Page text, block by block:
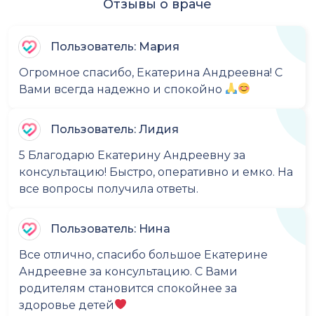
Отзывы о враче
Пользователь: Мария
Огромное спасибо, Екатерина Андреевна! С
Вами всегда надежно и спокойно
Пользователь: Лидия
5 Благодарю Екатерину Андреевну за
консультацию! Быстро, оперативно и емко. На
все вопросы получила ответы.
Пользователь: Нина
Все отлично, спасибо большое Екатерине
Андреевне за консультацию. С Вами
родителям становится спокойнее за
здоровье детей